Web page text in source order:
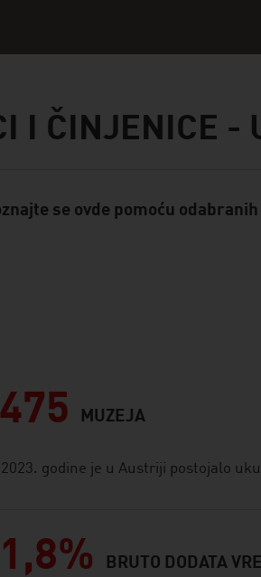
I ČINJENICE -
Modulese ovde pomoću
475 MUZEJA
2023. godine je u Austriji postojalo
1,8% BRUTO DODATA